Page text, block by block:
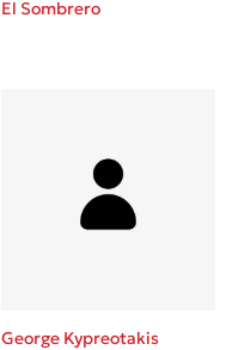
El Sombrero
George Kypreotakis